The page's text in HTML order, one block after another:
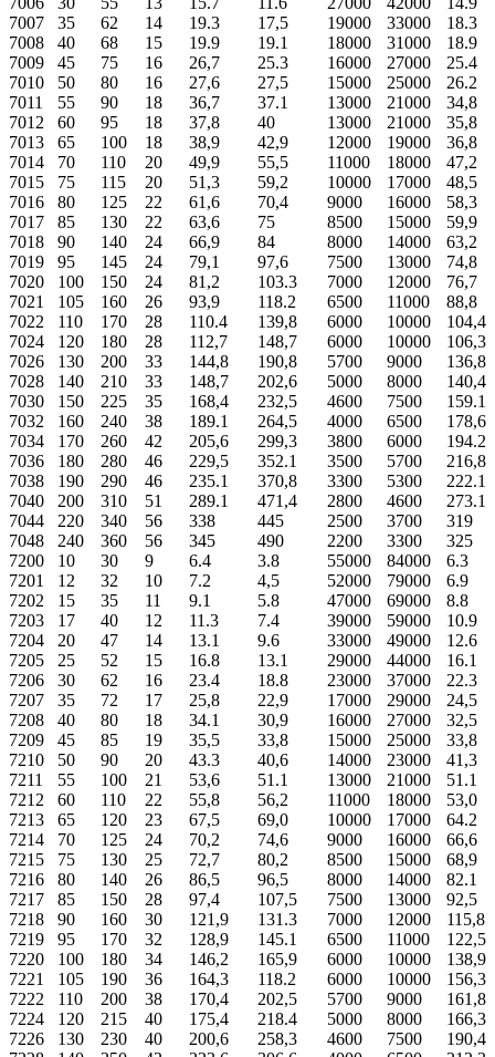
7007
35 62 14 19.3 17,5 19000 33000
18.3
7008
40 68 15 19.9 19.1 18000 31000
18.9
7009
45 75 16 26,7 25.3 16000 27000
25.4
7010
50 80 16 27,6 27,5 15000 25000
26.2
7011
55 90 18 36,7 37.1 13000 21000
34,8
7012
60 95 18 37,8 40 13000 21000
35,8
7013
65 100 18 38,9 42,9 12000 19000
36,8
7014
70 110 20 49,9 55,5 11000 18000
47,2
7015
75 115 20 51,3 59,2 10000 17000
48,5
7016
80 125 22 61,6 70,4 9000 16000
58,3
7017
85 130 22 63,6 75 8500 15000
59,9
7018
90 140 24 66,9 84 8000 14000
63,2
7019
95 145 24 79,1 97,6 7500 13000
74,8
7020
100 150 24 81,2 103.3 7000 12000
76,7
7021
105 160 26 93,9 118.2 6500 11000
88,8
7022
110 170 28 110.4 139,8 6000 10000
104,4
7024
120 180 28 112,7 148,7 6000 10000
106,3
7026
130 200 33 144,8 190,8 5700 9000
136,8
7028
140 210 33 148,7 202,6 5000 8000
140,4
7030
150 225 35 168,4 232,5 4600 7500
159.1
7032
160 240 38 189.1 264,5 4000 6500
178,6
7034
170 260 42 205,6 299,3 3800 6000
194.2
7036
180 280 46 229,5 352.1 3500 5700
216,8
7038
190 290 46 235.1 370,8 3300 5300
222.1
7040
200 310 51 289.1 471,4 2800 4600
273.1
7044
220 340 56 338 445 2500 3700
319
7048
240 360 56 345 490 2200 3300
325
7200
10 30 9 6.4 3.8 55000 84000
6.3
7201
12 32 10 7.2 4,5 52000 79000
6.9
7202
15 35 11 9.1 5.8 47000 69000
8.8
7203
17 40 12 11.3 7.4 39000 59000
10.9
7204
20 47 14 13.1 9.6 33000 49000
12.6
7205
25 52 15 16.8 13.1 29000 44000
16.1
7206
30 62 16 23.4 18.8 23000 37000
22.3
7207
35 72 17 25,8 22,9 17000 29000
24,5
7208
40 80 18 34.1 30,9 16000 27000
32,5
7209
45 85 19 35,5 33,8 15000 25000
33,8
7210
50 90 20 43.3 40,6 14000 23000
41,3
7211
55 100 21 53,6 51.1 13000 21000
51.1
7212
60 110 22 55,8 56,2 11000 18000
53,0
7213
65 120 23 67,5 69,0 10000 17000
64.2
7214
70 125 24 70,2 74,6 9000 16000
66,6
7215
75 130 25 72,7 80,2 8500 15000
68,9
7216
80 140 26 86,5 96,5 8000 14000
82.1
7217
85 150 28 97,4 107,5 7500 13000
92,5
7218
90 160 30 121,9 131.3 7000 12000
115,8
7219
95 170 32 128,9 145.1 6500 11000
122,5
7220
100 180 34 146,2 165,9 6000 10000
138,9
7221
105 190 36 164,3 118.2 6000 10000
156,3
7222
110 200 38 170,4 202,5 5700 9000
161,8
7224
120 215 40 175,4 218.4 5000 8000
166,3
7226
130 230 40 200,6 258,3 4600 7500
190,4